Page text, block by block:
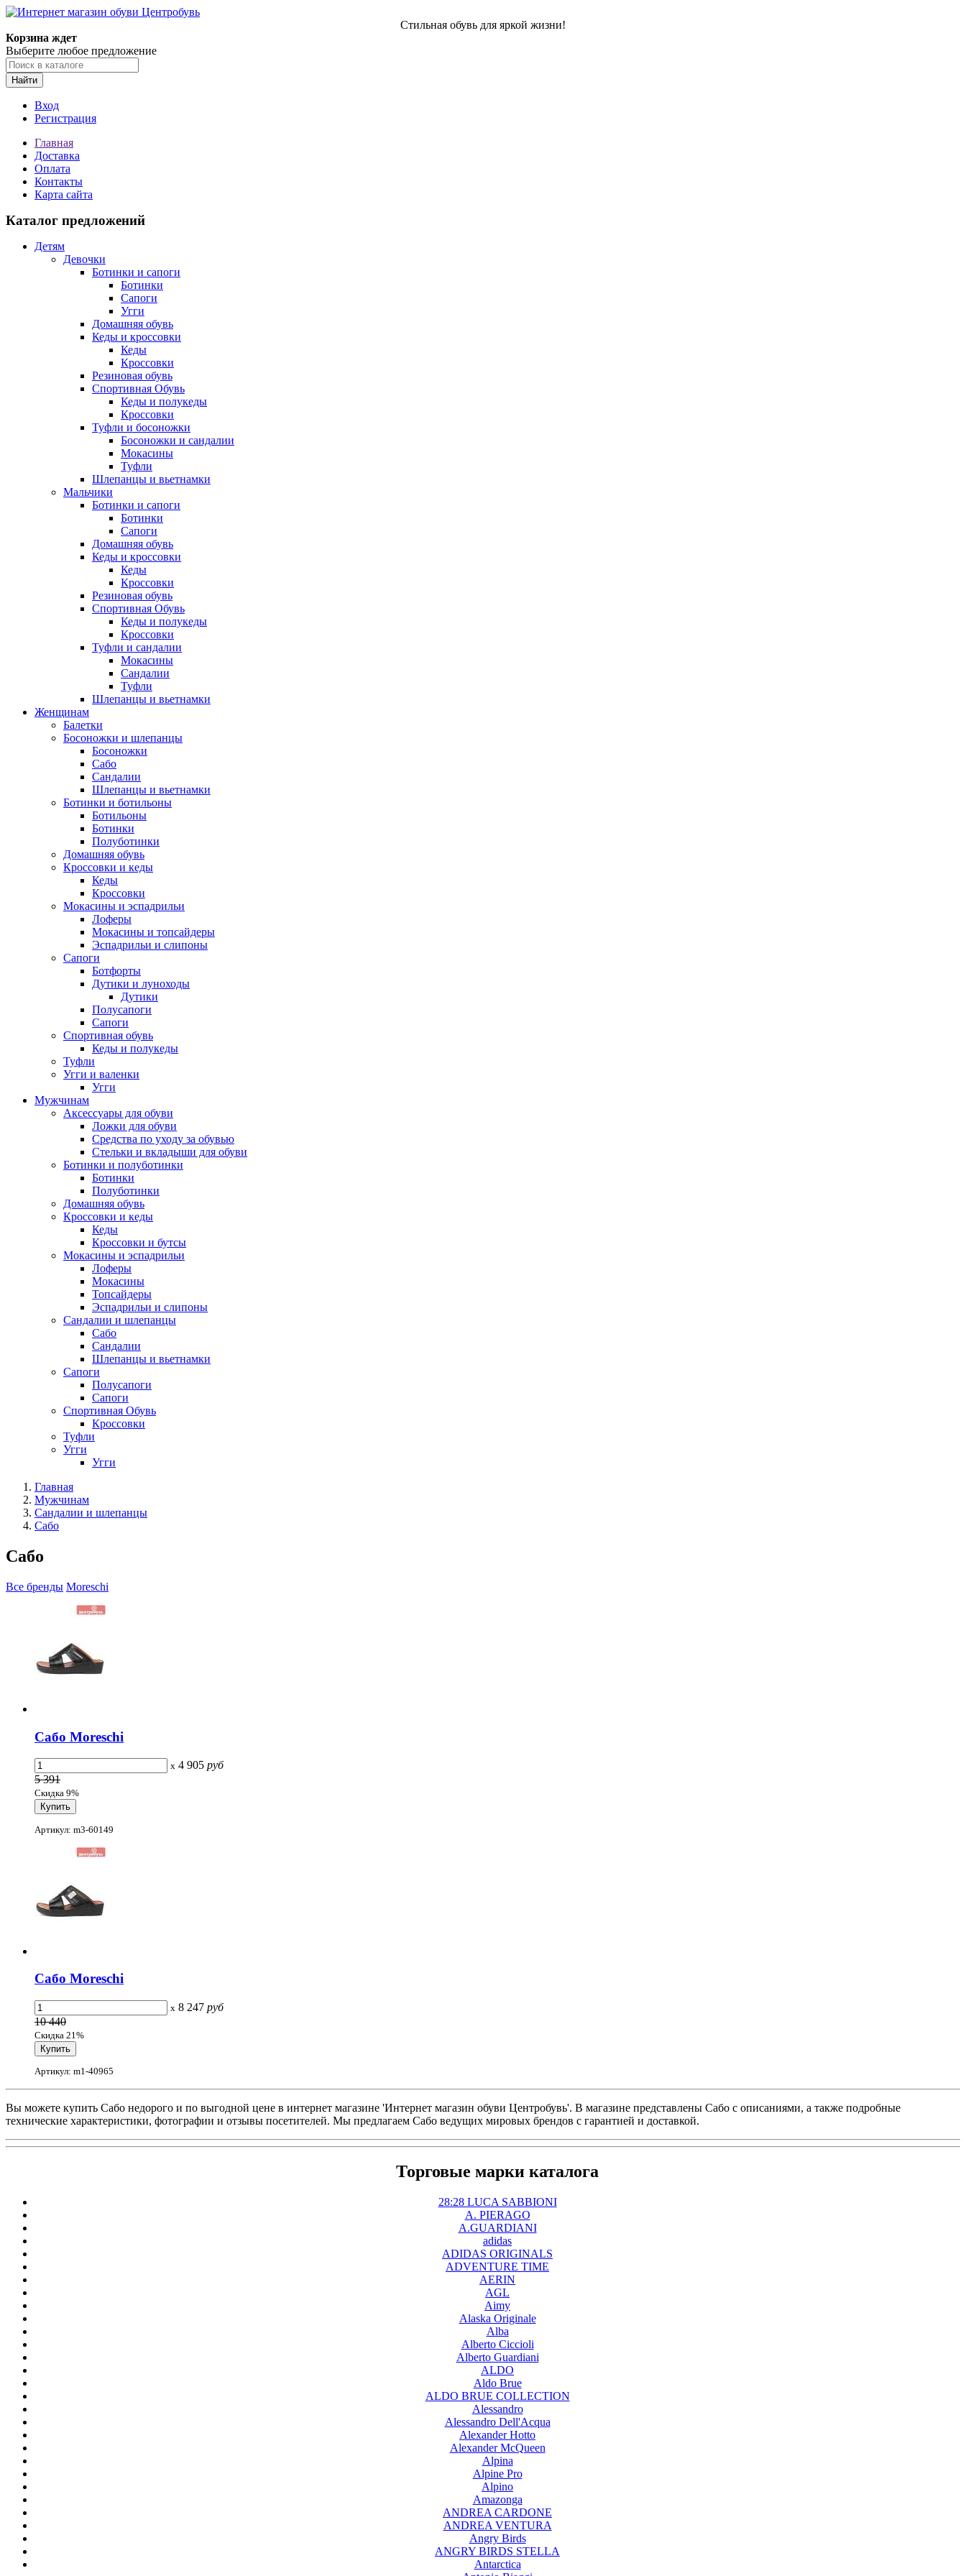
Стильная обувь для яркой жизни!
Корзина ждет
Выберите любое предложение
Найти
Вход
Регистрация
Главная
Доставка
Оплата
Контакты
Карта сайта
Каталог предложений
Детям
Девочки
Ботинки и сапоги
Ботинки
Сапоги
Угги
Домашняя обувь
Кеды и кроссовки
Кеды
Кроссовки
Резиновая обувь
Спортивная Обувь
Кеды и полукеды
Кроссовки
Туфли и босоножки
Босоножки и сандалии
Мокасины
Туфли
Шлепанцы и вьетнамки
Мальчики
Ботинки и сапоги
Ботинки
Сапоги
Домашняя обувь
Кеды и кроссовки
Кеды
Кроссовки
Резиновая обувь
Спортивная Обувь
Кеды и полукеды
Кроссовки
Туфли и сандалии
Мокасины
Сандалии
Туфли
Шлепанцы и вьетнамки
Женщинам
Балетки
Босоножки и шлепанцы
Босоножки
Сабо
Сандалии
Шлепанцы и вьетнамки
Ботинки и ботильоны
Ботильоны
Ботинки
Полуботинки
Домашняя обувь
Кроссовки и кеды
Кеды
Кроссовки
Мокасины и эспадрильи
Лоферы
Мокасины и топсайдеры
Эспадрильи и слипоны
Сапоги
Ботфорты
Дутики и луноходы
Дутики
Полусапоги
Сапоги
Спортивная обувь
Кеды и полукеды
Туфли
Угги и валенки
Угги
Мужчинам
Аксессуары для обуви
Ложки для обуви
Средства по уходу за обувью
Стельки и вкладыши для обуви
Ботинки и полуботинки
Ботинки
Полуботинки
Домашняя обувь
Кроссовки и кеды
Кеды
Кроссовки и бутсы
Мокасины и эспадрильи
Лоферы
Мокасины
Топсайдеры
Эспадрильи и слипоны
Сандалии и шлепанцы
Сабо
Сандалии
Шлепанцы и вьетнамки
Сапоги
Полусапоги
Сапоги
Спортивная Обувь
Кроссовки
Туфли
Угги
Угги
Главная
Мужчинам
Сандалии и шлепанцы
Сабо
Сабо
Все бренды Moreschi
Сабо Moreschi
x 4 905 руб
5 391
Скидка 9%
Артикул: m3-60149
Сабо Moreschi
x 8 247 руб
10 440
Скидка 21%
Артикул: m1-40965
Вы можете купить Сабо недорого и по выгодной цене в интернет магазине 'Интернет магазин обуви Центробувь'. В магазине представлены Сабо с описаниями, а также подробные
технические характеристики, фотографии и отзывы посетителей. Мы предлагаем Сабо ведущих мировых брендов с гарантией и доставкой.
Торговые марки каталога
28:28 LUCA SABBIONI
A. PIERAGO
A.GUARDIANI
adidas
ADIDAS ORIGINALS
ADVENTURE TIME
AERIN
AGL
Aimy
Alaska Originale
Alba
Alberto Ciccioli
Alberto Guardiani
ALDO
Aldo Brue
ALDO BRUE COLLECTION
Alessandro
Alessandro Dell'Acqua
Alexander Hotto
Alexander McQueen
Alpina
Alpine Pro
Alpino
Amazonga
ANDREA CARDONE
ANDREA VENTURA
Angry Birds
ANGRY BIRDS STELLA
Antarctica